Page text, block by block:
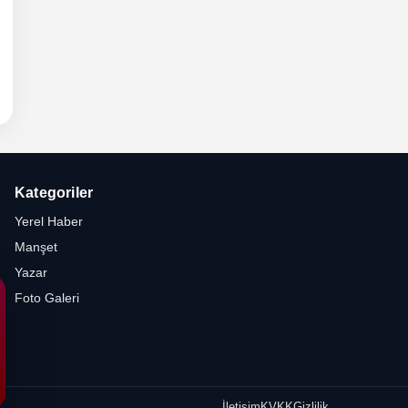
-
Kategoriler
Yerel Haber
Manşet
Yazar
Foto Galeri